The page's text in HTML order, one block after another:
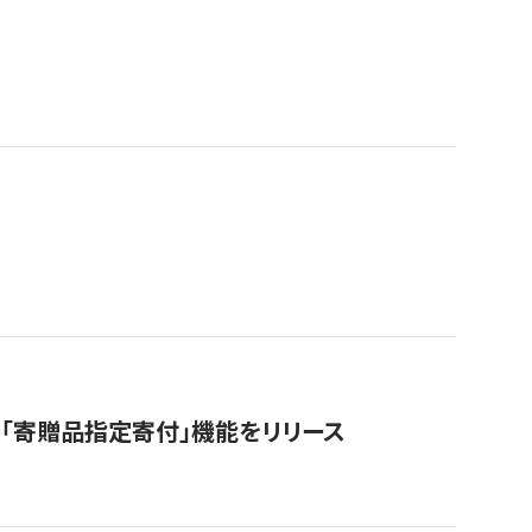
贈品指定寄付」機能をリリース